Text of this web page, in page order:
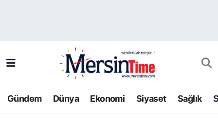
Gündem Dünya Ekonomi Siyaset Sağlık
Bilim-Teknoloji
Dünya
Trafik Durumu
Tüm Manşetler